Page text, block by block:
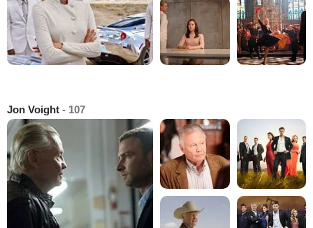
Jon Voight - 107